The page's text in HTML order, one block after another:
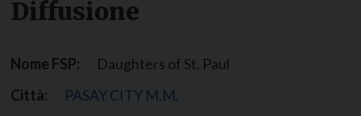
Risorse
Diffusione
Nome FSP:
Daughters of St. Paul
Città:
PASAY CITY M.M.